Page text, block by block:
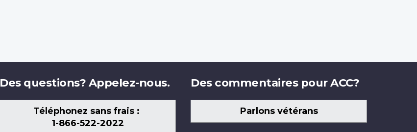
Des questions? Appelez-nous.
Téléphonez sans frais :
1-866-522-2022
Des commentaires pour ACC?
Parlons vétérans